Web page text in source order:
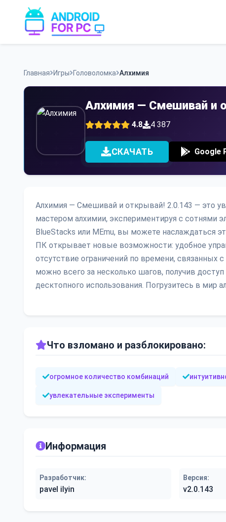
content
Главная Игры Головоломка Алхимия
Алхимия — Смешивай и
4.8 4 387
СКАЧАТЬ Google
Алхимия — Смешивай и открывай! 2.0.143 — это
мастером алхимии, экспериментируя с сотнями
BlueStacks или MEmu, вы можете наслаждаться
ПК открывает новые возможности: удобное
отсутствие ограничений по времени, связанных
можно всего за несколько шагов, получив
десктопного использования. Погрузитесь в мир
Что взломано и разблокировано:
огромное количество комбинаций
увлекательные эксперименты
Информация
Разработчик:
pavel ilyin
Версия:
v2.0.143